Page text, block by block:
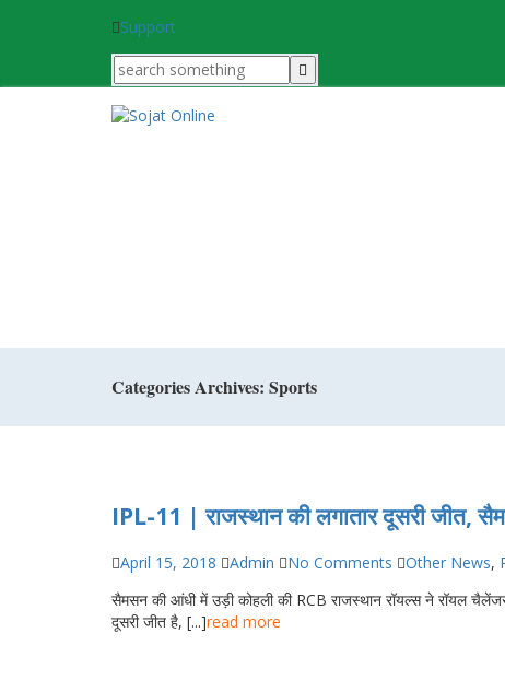
Support
Categories Archives: Sports
IPL-11 | राजस्थान की लगातार दूसरी जीत,
April 15, 2018 Admin No Comments Other News,
सैमसन की आंधी में उड़ी कोहली की RCB राजस्थान रॉयल्स ने रॉयल
दूसरी जीत है, [...]read more